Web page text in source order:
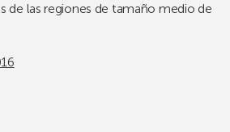
de las regiones de tamaño medio de